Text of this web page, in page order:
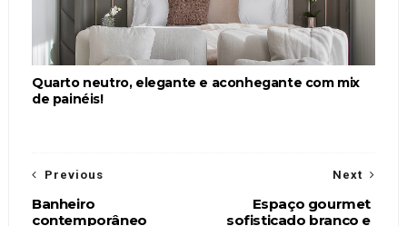
Quarto neutro, elegante e aconhegante com mix
de painéis!
Next
Espaço gourmet
sofisticado branco e
Previous
Banheiro
contemporâneo